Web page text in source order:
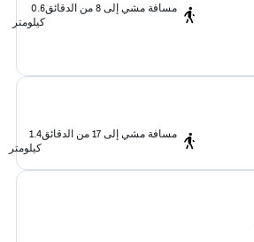
مسافة مشي إلى 8 من الدقائق
0.6
كيلومتر
مسافة مشي إلى 17 من الدقائق
1.4
كيلومتر